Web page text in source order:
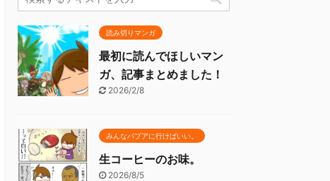
読み切りマンガ
最初に読んでほしいマン
ガ、記事まとめました！
2026/2/8
みんなパプアに行けばいい。
生コーヒーのお味。
2026/8/5